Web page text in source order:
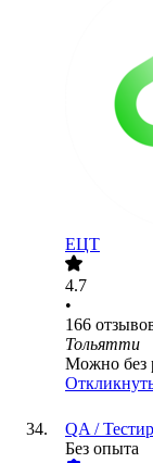
ЕЦТ
4.7
•
166
Тольятти
Можно без
QA /
Без опыта